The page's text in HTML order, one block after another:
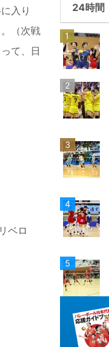
入り
（次戦
て、日
ベロ
24時間